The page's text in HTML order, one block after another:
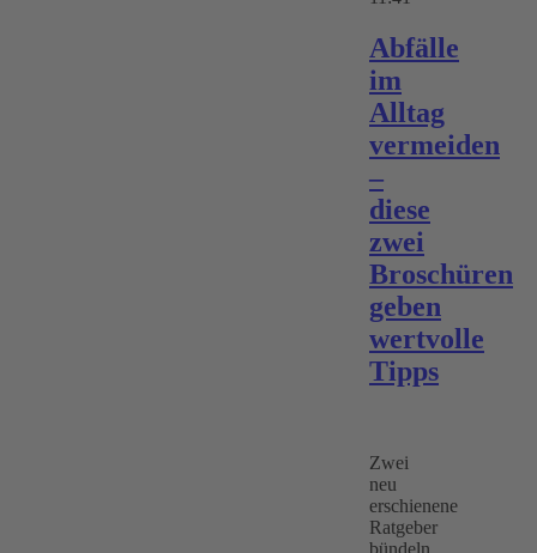
Abfälle
im
Alltag
vermeiden
–
diese
zwei
Broschüren
geben
wertvolle
Tipps
Zwei
neu
erschienene
Ratgeber
bündeln